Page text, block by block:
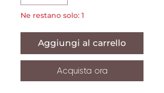
Ne restano solo: 1
Aggiungi al carrello
Acquista ora